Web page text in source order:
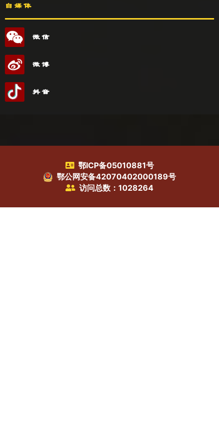
自媒体
微信
微博
抖音
鄂ICP备05010881号
鄂公网安备42070402000189号
访问总数：1028264